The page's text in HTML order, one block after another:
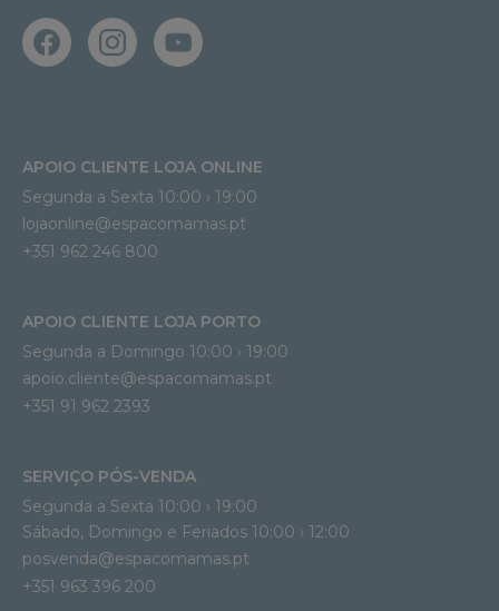
APOIO CLIENTE LOJA ONLINE
Segunda a Sexta 10:00 › 19:00
lojaonline@espacomamas.pt
+351 962 246 800
APOIO CLIENTE LOJA PORTO
Segunda a Domingo 10:00 › 19:00
apoio.cliente@espacomamas.pt
+351 91 962 2393
SERVIÇO PÓS-VENDA
Segunda a Sexta 10:00 › 19:00
Sábado, Domingo e Feriados 10:00 › 12:00
posvenda@espacomamas.pt
+351 963 396 200